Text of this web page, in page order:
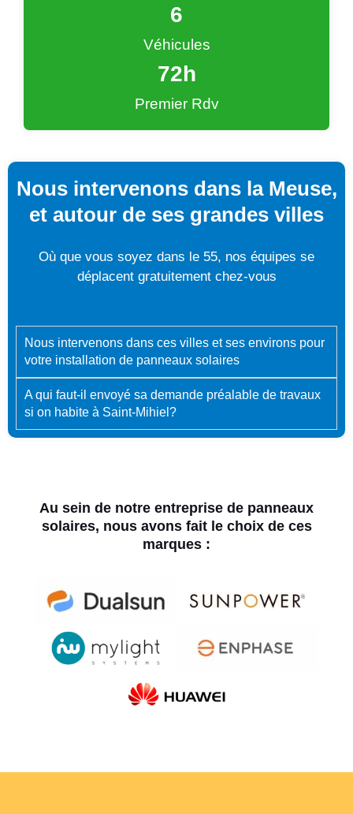
Véhicules
6
Premier Rdv
72h
Nous intervenons dans la Meuse,
et autour de ses grandes villes
Où que vous soyez dans le 55, nos équipes se
déplacent gratuitement chez-vous
Nous intervenons dans ces villes et ses environs pour
votre installation de panneaux solaires
A qui faut-il envoyé sa demande préalable de travaux
si on habite à Saint-Mihiel?
Au sein de notre entreprise de panneaux
solaires, nous avons fait le choix de ces
marques :